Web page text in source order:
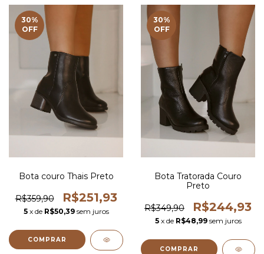
30%
OFF
Bota couro Thais Preto
R$359,90 R$251,93
5 x de R$50,39 sem juros
COMPRAR
30%
OFF
Bota Tratorada Couro
Preto
R$349,90 R$244,93
5 x de R$48,99 sem juros
COMPRAR